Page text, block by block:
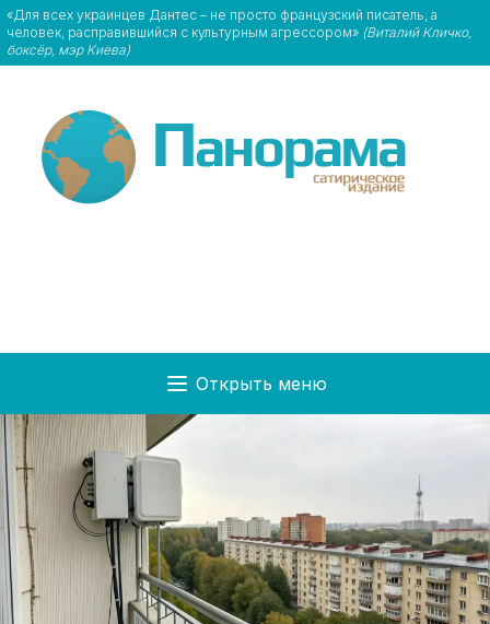
«Для всех украинцев Дантес – не просто французский писатель, а
человек, расправившийся с культурным агрессором» (Виталий Кличко,
боксёр, мэр Киева)
Открыть меню